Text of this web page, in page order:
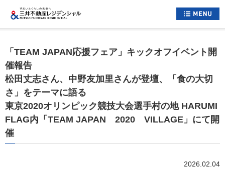
すまいについて
くらしについて
すまいとくらしへの想い
企業情報
「TEAM JAPAN応援フェア」キックオフイベント開
催報告
松田丈志さん、中野友加里さんが登壇、「食の大切
さ」をテーマに語る
東京2020オリンピック競技大会選手村の地 HARUMI
FLAG内「TEAM JAPAN 2020 VILLAGE」にて開
催
2026.02.04